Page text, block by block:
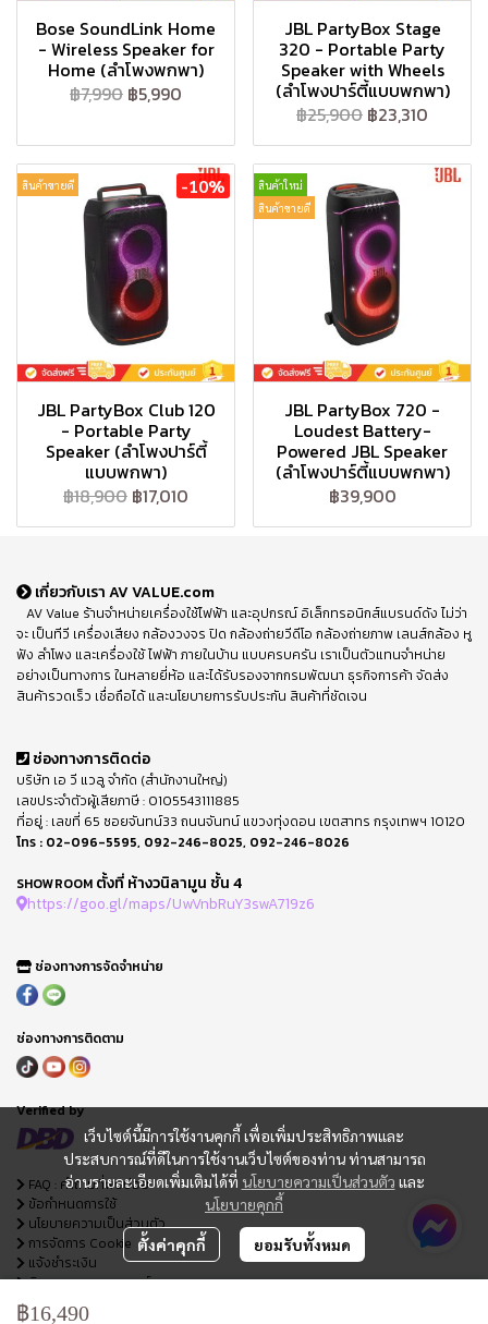
Bose SoundLink Home
- Wireless Speaker for
Home (ลำโพงพกพา)
฿7,990 ฿5,990
JBL PartyBox Stage
320 - Portable Party
Speaker with Wheels
(ลำโพงปาร์ตี้แบบพกพา)
฿25,900 ฿23,310
สินค้าขายดี -10%
JBL PartyBox Club 120
- Portable Party
Speaker (ลำโพงปาร์ตี้
แบบพกพา)
฿18,900 ฿17,010
สินค้าใหม่
สินค้าขายดี
JBL PartyBox 720 -
Loudest Battery-
Powered JBL Speaker
(ลำโพงปาร์ตี้แบบพกพา)
฿39,900
฿16,490
เว็บไซต์นี้มีการใช้งานคุกกี้ เพื่อเพิ่มประสิทธิภาพและ
ประสบการณ์ที่ดีในการใช้งานเว็บไซต์ของท่าน ท่านสามารถ
อ่านรายละเอียดเพิ่มเติมได้ที่ นโยบายความเป็นส่วนตัว และ
นโยบายคุกกี้
ตั้งค่าคุกกี้ ยอมรับทั้งหมด
เกี่ยวกับเรา AV VALUE.com
AV Value ร้านจำหน่ายเครื่องใช้ไฟฟ้า และอุปกรณ์ อิเล็กทรอนิกส์แบรนด์ดัง ไม่ว่า
จะ เป็นทีวี เครื่องเสียง กล้องวงจร ปิด กล้องถ่ายวีดีโอ กล้องถ่ายภาพ เลนส์กล้อง หู
ฟัง ลำโพง และเครื่องใช้ ไฟฟ้า ภายในบ้าน แบบครบครัน เราเป็นตัวแทนจำหน่าย
อย่างเป็นทางการ ในหลายยี่ห้อ และได้รับรองจากกรมพัฒนา ธุรกิจการค้า จัดส่ง
สินค้ารวดเร็ว เชื่อถือได้ และนโยบายการรับประกัน สินค้าที่ชัดเจน
ช่องทางการติดต่อ
บริษัท เอ วี แวลู จำกัด (สำนักงานใหญ่)
เลขประจำตัวผู้เสียภาษี : 0105543111885
ที่อยู่ : เลขที่ 65 ซอยจันทน์33 ถนนจันทน์ แขวงทุ่งดอน เขตสาทร กรุงเทพฯ 10120
โทร : 02-096-5595, 092-246-8025, 092-246-8026
SHOWROOM ตั้งที่ ห้างวนิลามูน ชั้น 4
https://goo.gl/maps/UwVnbRuY3swA719z6
ช่องทางการจัดจำหน่าย
ช่องทางการติดตาม
Verified by
FAQ : คำถามที่พบบ่อย
ข้อกำหนดการใช้
นโยบายความเป็นส่วนตัว
การจัดการ Cookie
แจ้งชำระเงิน
ติดตามสถานะออเดอร์
ใบเสนอราคา